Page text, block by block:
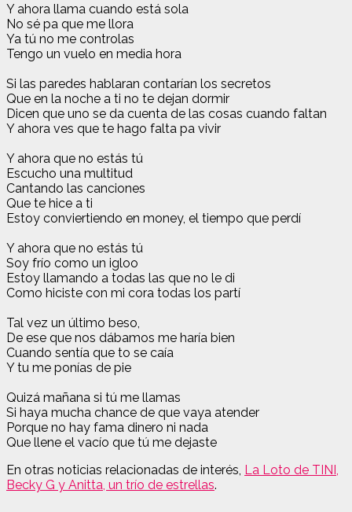
Y ahora llama cuando está sola
No sé pa que me llora
Ya tú no me controlas
Tengo un vuelo en media hora
Si las paredes hablaran contarían los secretos
Que en la noche a ti no te dejan dormir
Dicen que uno se da cuenta de las cosas cuando faltan
Y ahora ves que te hago falta pa vivir
Y ahora que no estás tú
Escucho una multitud
Cantando las canciones
Que te hice a ti
Estoy conviertiendo en money, el tiempo que perdí
Y ahora que no estás tú
Soy frío como un igloo
Estoy llamando a todas las que no le di
Como hiciste con mi cora todas los partí
Tal vez un último beso,
De ese que nos dábamos me haría bien
Cuando sentía que to se caía
Y tu me ponías de pie
Quizá mañana si tú me llamas
Si haya mucha chance de que vaya atender
Porque no hay fama dinero ni nada
Que llene el vacío que tú me dejaste
En otras noticias relacionadas de interés, La Loto de TINI,
Becky G y Anitta, un trío de estrellas.